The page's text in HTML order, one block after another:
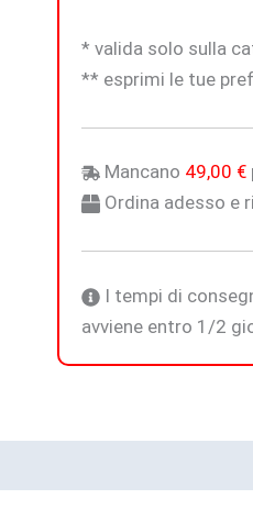
* valida solo sulla
** esprimi le tue
Mancano 49,00 €
Ordina adesso e
I tempi di
avviene entro 1/2